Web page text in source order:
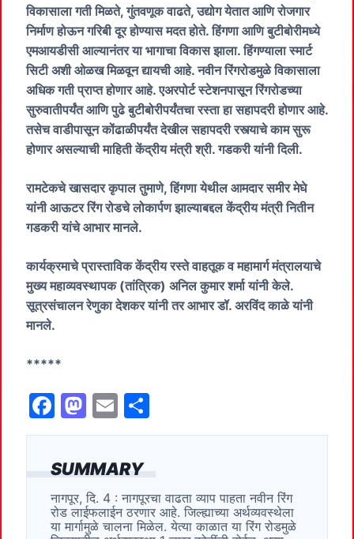
SUMMARY
नागपूर, दि. 4 : नागपूरचा वाढता व्याप पाहता नवीन रिंग
रोड लाईफलाईन ठरणार आहे. जिल्ह्याच्या अर्थव्यवस्थेला
या मार्गामुळे चालना मिळेल. येत्या काळात या रिंग रोडमुळे
विकासाला गती मिळते, गुंतवणूक वाढते, उद्योग येतात आणि रोजगार
निर्माण होऊन गरिबी दूर होण्यास मदत होते. हिंगणा आणि बुटीबोरीमध्ये
एमआयडीसी आल्यानंतर या भागाचा विकास झाला. हिंगण्याला स्मार्ट
सिटी अशी ओळख मिळवून द्यायची आहे. नवीन रिंगरोडमुळे विकासाला
अधिक गती प्राप्त होणार आहे. एअरपोर्ट स्टेशनपासून रिंगरोडच्या
सुरुवातीपर्यंत आणि पुढे बुटीबोरीपर्यंतचा रस्ता हा सहापदरी होणार आहे.
तसेच वाडीपासून कोंढाळीपर्यंत देखील सहापदरी रस्त्याचे काम सुरू
होणार असल्याची माहिती केंद्रीय मंत्री श्री. गडकरी यांनी दिली.
रामटेकचे खासदार कृपाल तुमाणे, हिंगणा येथील आमदार समीर मेघे
यांनी आऊटर रिंग रोडचे लोकार्पण झाल्याबद्दल केंद्रीय मंत्री नितीन
गडकरी यांचे आभार मानले.
कार्यक्रमाचे प्रास्ताविक केंद्रीय रस्ते वाहतूक व महामार्ग मंत्रालयाचे
मुख्य महाव्यवस्थापक (तांत्रिक) अनिल कुमार शर्मा यांनी केले.
सूत्रसंचालन रेणुका देशकर यांनी तर आभार डॉ. अरविंद काळे यांनी
मानले.
*****
F
a
c
e
b
o
M
a
st
o
d
o
E
m
ai
l
h